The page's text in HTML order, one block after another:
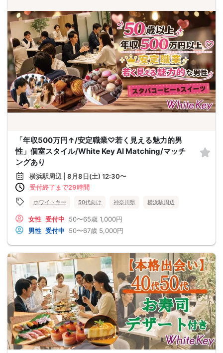
「年収500万円↑/安定職業♡若く見える魅力的男
性」個室スタイル/White Key AI Matching/マッチ
ングあり
横浜駅周辺 | 8月8日(土) 12:30〜
受付終了まで29時間
ホワイトキー 50代向け 神奈川県 横浜駅周辺
女性 受付中 50〜65歳 1,000円
男性 受付中 50〜67歳 5,000円